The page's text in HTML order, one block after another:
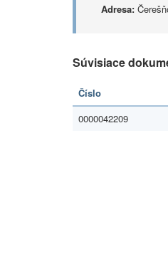
Adresa:
Súvisiace
Číslo
0000042209